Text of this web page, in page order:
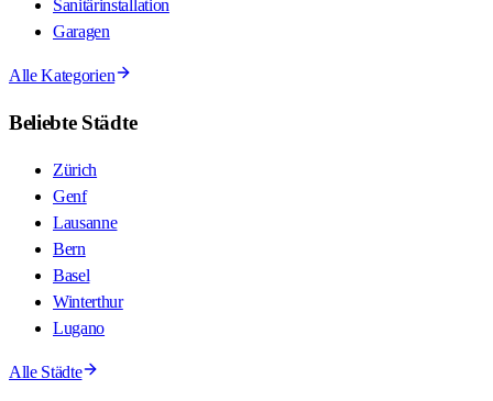
Sanitärinstallation
Garagen
Alle Kategorien
Beliebte Städte
Zürich
Genf
Lausanne
Bern
Basel
Winterthur
Lugano
Alle Städte